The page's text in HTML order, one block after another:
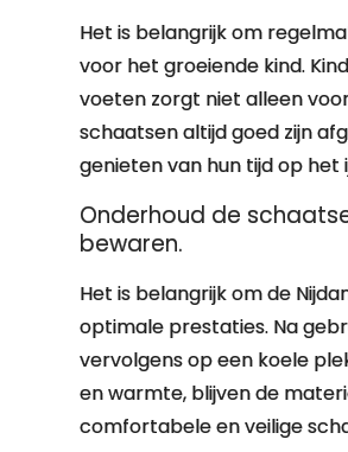
Het is belangrijk om
voor het groeiende kind.
voeten zorgt niet alleen
schaatsen altijd goed zijn
genieten van hun tijd op het
Onderhoud de
bewaren.
Het is belangrijk om de
optimale prestaties. Na
vervolgens op een koele
en warmte, blijven de
comfortabele en veilige